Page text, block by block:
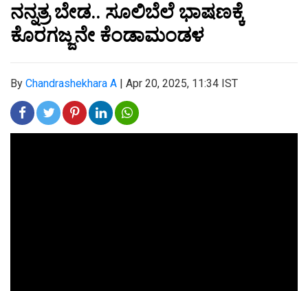
ನನ್ನತ್ರ ಬೇಡ.. ಸೂಲಿಬೆಲೆ ಭಾಷಣಕ್ಕೆ
ಕೊರಗಜ್ಜನೇ ಕೆಂಡಾಮಂಡಳ
By Chandrashekhara A | Apr 20, 2025, 11:34 IST